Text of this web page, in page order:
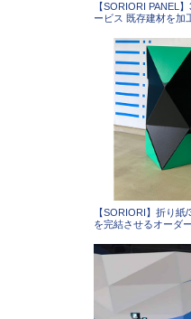
【SORIORI PANEL
ービス 既存建材を加
【SORIORI】折り
を完結させるオーダ